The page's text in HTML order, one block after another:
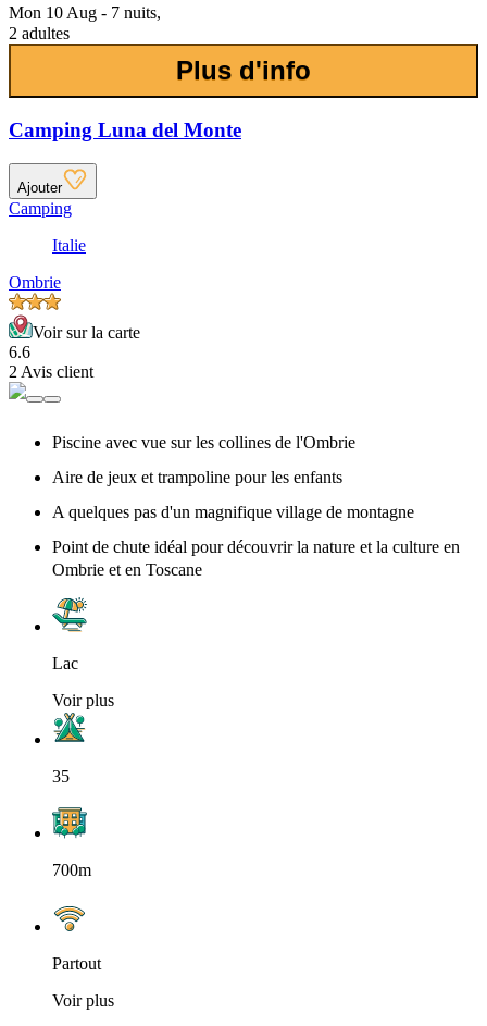
Mon 10 Aug - 7 nuits,
2 adultes
Plus d'info
Camping Luna del Monte
Ajouter
Camping
Italie
Ombrie
Voir sur la carte
6.6
2 Avis client
Piscine avec vue sur les collines de l'Ombrie
Aire de jeux et trampoline pour les enfants
A quelques pas d'un magnifique village de montagne
Point de chute idéal pour découvrir la nature et la culture en
Ombrie et en Toscane
Lac
Voir plus
35
700m
Partout
Voir plus